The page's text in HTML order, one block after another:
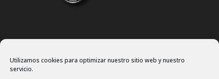
Utilizamos cookies para optimizar nuestro sitio web y nuestro
servicio.